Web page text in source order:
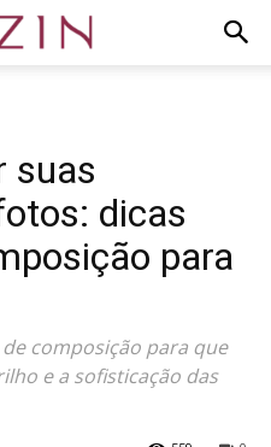
suas
dicas
para
composição para que
e a sofisticação das